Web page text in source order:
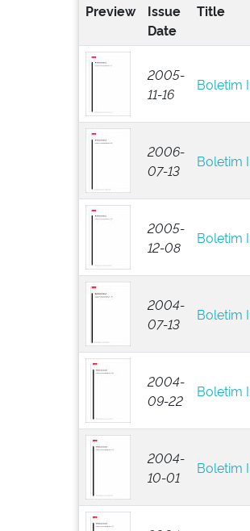
Preview
Issue
Date
Title
2005-
11-16
Boletim
2006-
07-13
Boletim
2005-
12-08
Boletim
2004-
07-13
Boletim
2004-
09-22
Boletim
2004-
10-01
Boletim